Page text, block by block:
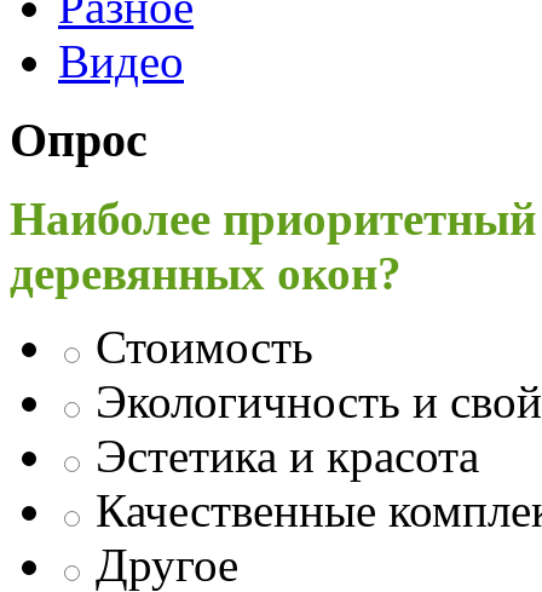
Видео
Опрос
Наиболее
деревянных окон?
Стоимость
Экологичность и
Эстетика и красота
Качественные
Другое